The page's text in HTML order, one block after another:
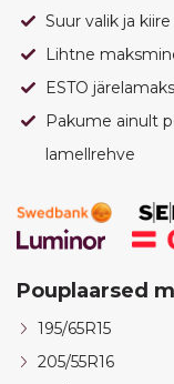
Suur valik ja
Lihtne
ESTO
Pakume ainult
lamellrehve
Pouplaarsed
195/65R15
205/55R16